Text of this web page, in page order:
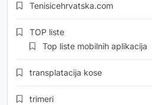
Tenisicehrvatska.com
TOP liste
Top liste mobilnih aplikacija
transplatacija kose
trimeri